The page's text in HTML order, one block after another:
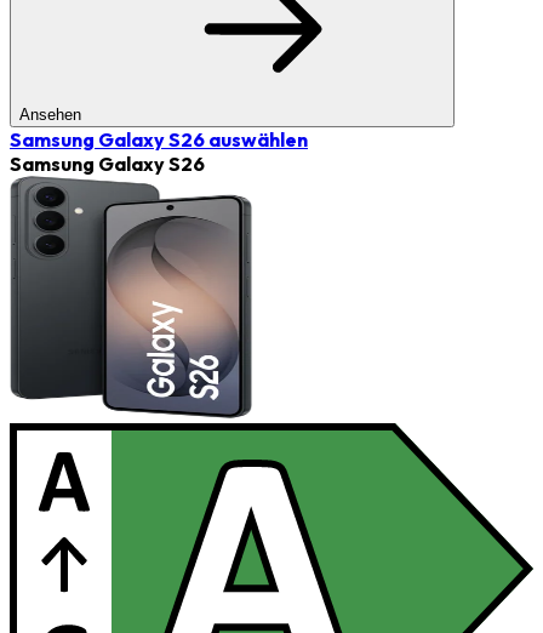
Ansehen
Samsung Galaxy S26 auswählen
Samsung Galaxy S26